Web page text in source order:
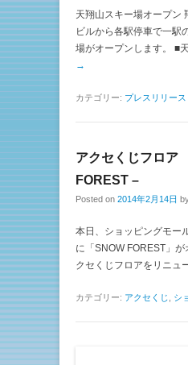
天翔山スキー場オープン
ビルから各駅停車で一駅
場がオープンします。 ■
→
カテゴリー: プレスリリース
アクセくじフロア
FOREST –
Posted on 2014年2月14日
本日、ショッピングモー
に「SNOW FOREST」
クセくじフロアをリニュ
カテゴリー: アクセくじ シ